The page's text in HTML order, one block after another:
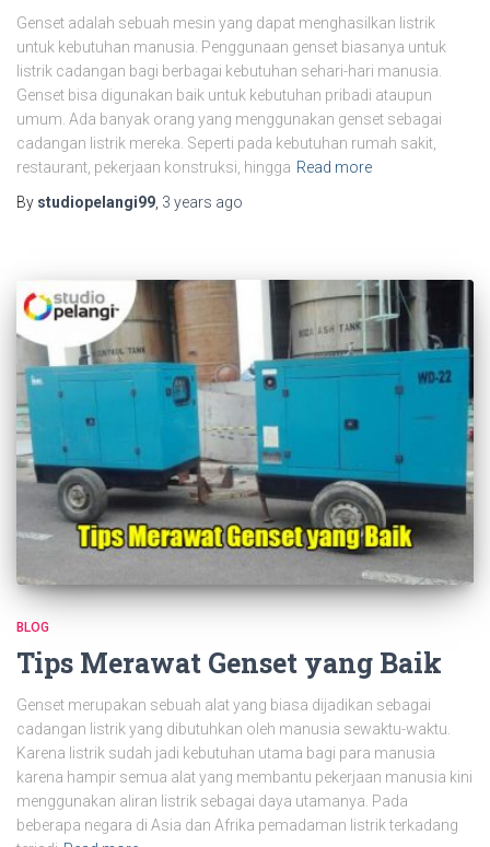
Genset adalah sebuah mesin yang dapat menghasilkan listrik
untuk kebutuhan manusia. Penggunaan genset biasanya untuk
listrik cadangan bagi berbagai kebutuhan sehari-hari manusia.
Genset bisa digunakan baik untuk kebutuhan pribadi ataupun
umum. Ada banyak orang yang menggunakan genset sebagai
cadangan listrik mereka. Seperti pada kebutuhan rumah sakit,
restaurant, pekerjaan konstruksi, hingga Read more
By studiopelangi99 3 years ago
BLOG
Tips Merawat Genset yang Baik
Genset merupakan sebuah alat yang biasa dijadikan sebagai
cadangan listrik yang dibutuhkan oleh manusia sewaktu-waktu.
Karena listrik sudah jadi kebutuhan utama bagi para manusia
karena hampir semua alat yang membantu pekerjaan manusia kini
menggunakan aliran listrik sebagai daya utamanya. Pada
beberapa negara di Asia dan Afrika pemadaman listrik terkadang